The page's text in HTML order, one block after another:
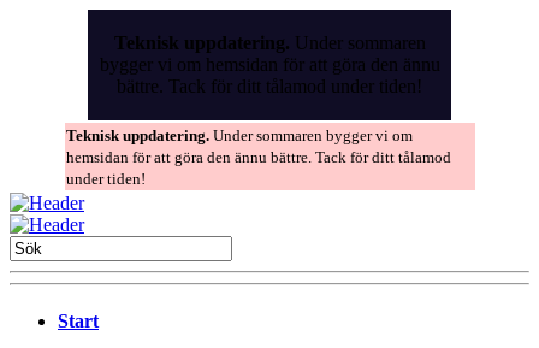
Teknisk uppdatering. Under sommaren
bygger vi om hemsidan för att göra den ännu
bättre. Tack för ditt tålamod under tiden!
Teknisk uppdatering. Under sommaren bygger vi om
hemsidan för att göra den ännu bättre. Tack för ditt tålamod
under tiden!
Start